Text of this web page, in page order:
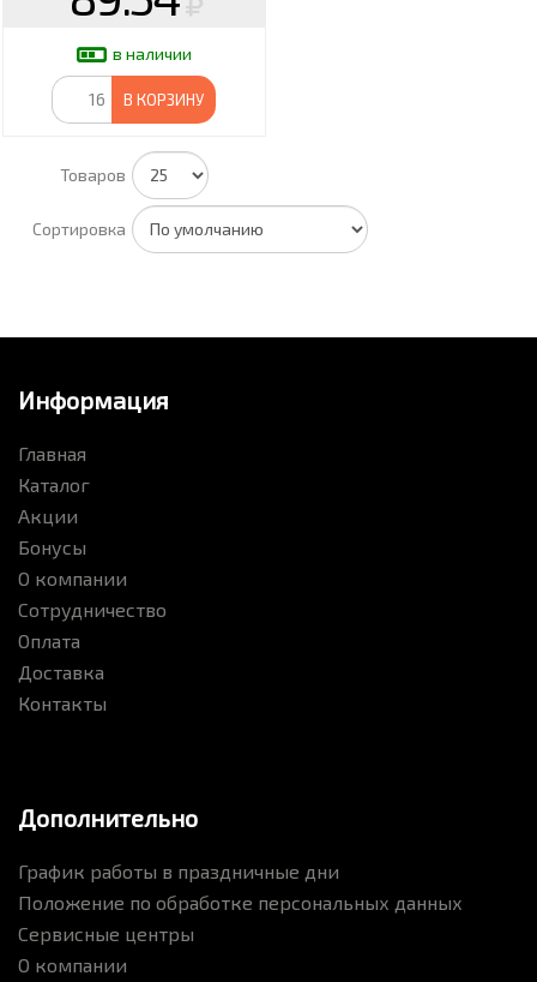
в наличии
В КОРЗИНУ
Товаров
Сортировка
Информация
Главная
Каталог
Акции
Бонусы
О компании
Сотрудничество
Оплата
Доставка
Контакты
Дополнительно
График работы в праздничные дни
Положение по обработке персональных данных
Сервисные центры
О компании